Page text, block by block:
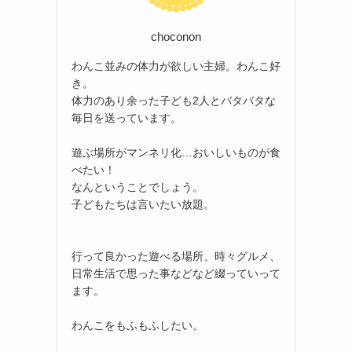
choconon
わんこ並みの体力が欲しい主婦。わんこ好
き。
体力のあり余った子ども2人とバタバタな
毎日を送っています。
遊ぶ場所がマンネリ化…おいしいものが食
べたい！
なんということでしょう。
子どもたちは言いたい放題。
行って良かった遊べる場所、時々グルメ、
日常生活で思った事などなど綴っていって
ます。
わんこをもふもふしたい。